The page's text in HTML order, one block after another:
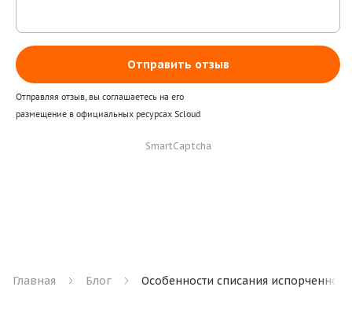
Отправить отзыв
Отправляя отзыв, вы соглашаетесь на его
размещение в официальных ресурсах Scloud
SmartCaptcha
Главная Блог Особенности списания